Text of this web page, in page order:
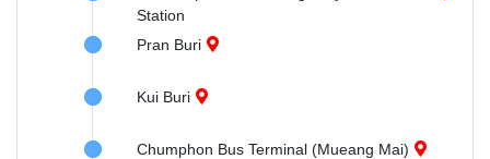
Station
Pran Buri
Kui Buri
Chumphon Bus Terminal (Mueang Mai)